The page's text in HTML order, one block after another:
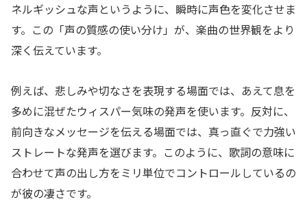
ネルギッシュな声というように、瞬時に声色を変化させま
す。この「声の質感の使い分け」が、楽曲の世界観をより
深く伝えています。
例えば、悲しみや切なさを表現する場面では、あえて息を
多めに混ぜたウィスパー気味の発声を使います。反対に、
前向きなメッセージを伝える場面では、真っ直ぐで力強い
ストレートな発声を選びます。このように、歌詞の意味に
合わせて声の出し方をミリ単位でコントロールしているの
が彼の凄さです。